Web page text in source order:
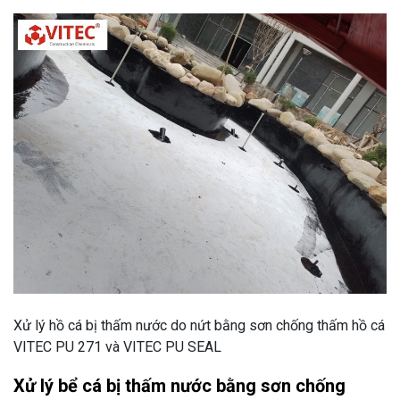
Xử lý hồ cá bị thấm nước do nứt bằng sơn chống thấm hồ cá
VITEC PU 271 và VITEC PU SEAL
Xử lý bể cá bị thấm nước bằng sơn chống